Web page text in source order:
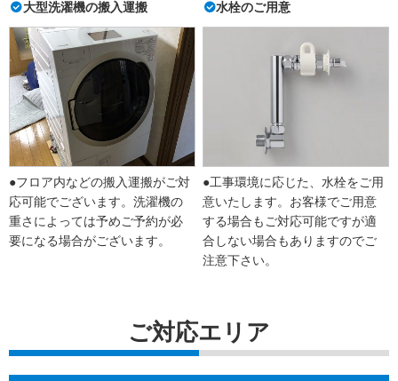
大型洗濯機の搬入運搬
●フロア内などの搬入運搬がご対
応可能でございます。洗濯機の
重さによっては予めご予約が必
要になる場合がございます。
水栓のご用意
●工事環境に応じた、水栓をご用
意いたします。お客様でご用意
する場合もご対応可能ですが適
合しない場合もありますのでご
注意下さい。
ご対応エリア